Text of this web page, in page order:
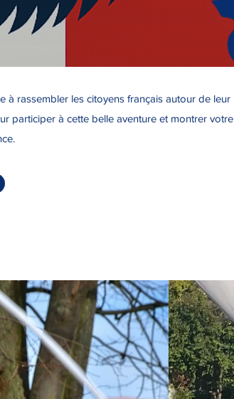
à rassembler les citoyens français autour de leur
participer à cette belle aventure et montrer votre